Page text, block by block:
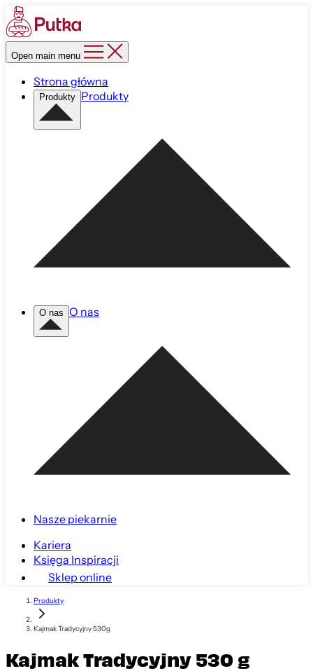
Open main menu
Strona główna
Produkty Produkty
O nas O nas
Nasze piekarnie
Kariera
Księga Inspiracji
Sklep online
Produkty
Kajmak Tradycyjny 530g
Kajmak Tradycyjny 530 g